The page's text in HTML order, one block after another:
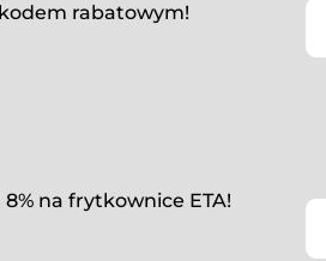
rabatowym!
na frytkownice ETA!